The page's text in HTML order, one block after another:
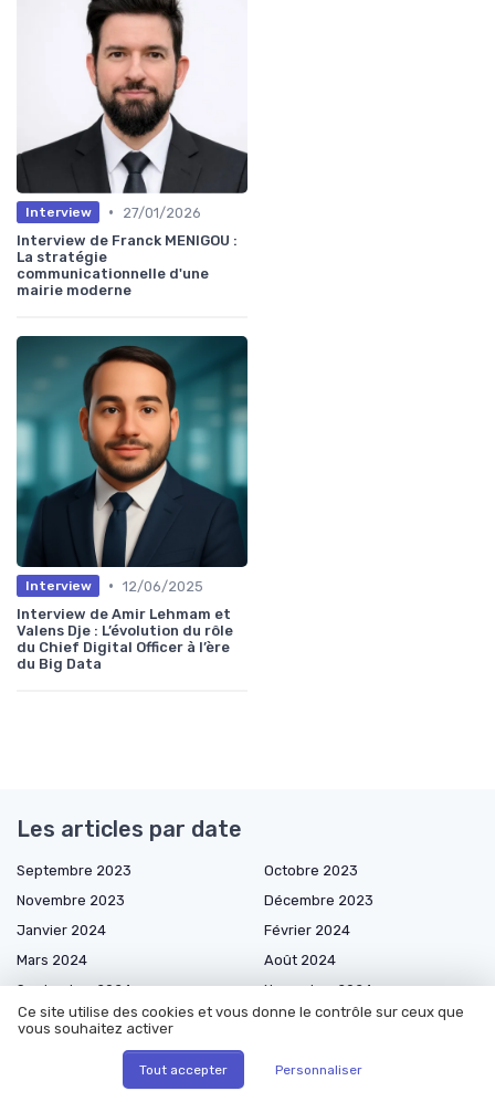
Interview •
27/01/2026
Interview de Franck MENIGOU :
La stratégie
communicationnelle d'une
mairie moderne
Interview • 12/06/2025
Interview de Amir Lehmam et
Valens Dje : L’évolution du rôle
du Chief Digital Officer à l’ère
du Big Data
Les articles par date
Septembre 2023
Octobre 2023
Novembre 2023
Décembre 2023
Janvier 2024
Février 2024
Mars 2024
Août 2024
Septembre 2024
Novembre 2024
Décembre 2024
Janvier 2025
Mai 2025
Ce site utilise des cookies et vous donne le contrôle sur ceux que
vous souhaitez activer
Tout accepter Personnaliser